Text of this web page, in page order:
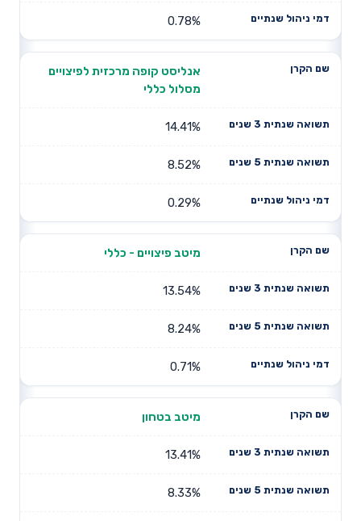
0.78%
אנליסט קופה מרכזית לפיצויים
מסלול כללי
14.41%
8.52%
0.29%
מיטב פיצויים - כללי
13.54%
8.24%
0.71%
מיטב בטחון
13.41%
8.33%